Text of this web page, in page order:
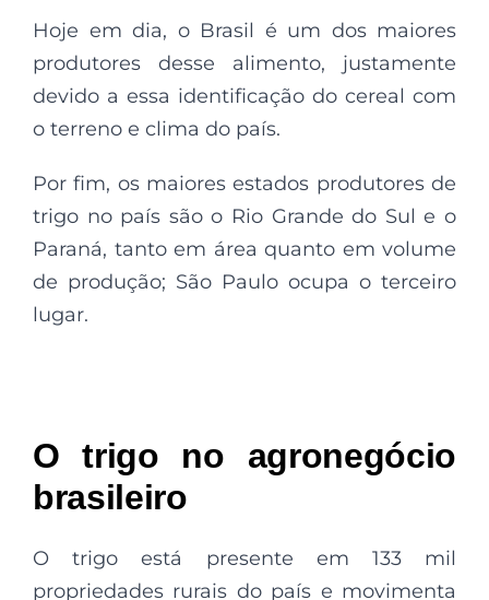
Hoje em dia, o Brasil é um dos maiores
produtores desse alimento, justamente
devido a essa identificação do cereal com
o terreno e clima do país.
Por fim, os maiores estados produtores de
trigo no país são o Rio Grande do Sul e o
Paraná, tanto em área quanto em volume
de produção; São Paulo ocupa o terceiro
lugar.
O trigo no agronegócio
brasileiro
O trigo está presente em 133 mil
propriedades rurais do país e movimenta